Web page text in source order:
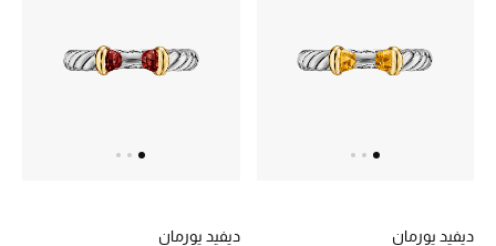
الموسم الجديد
ركن أناقة المنتجعات
ديفيد يورمان
ديفيد يورمان